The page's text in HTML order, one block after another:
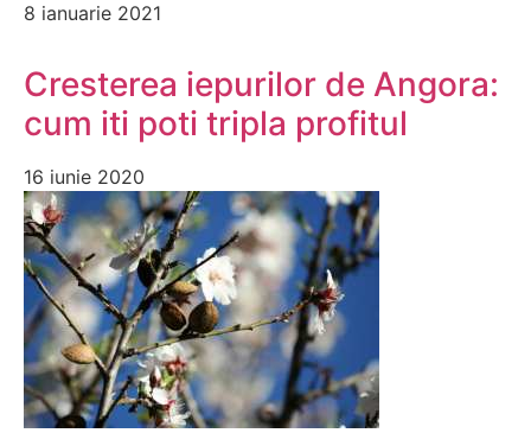
8 ianuarie 2021
Cresterea iepurilor de Angora:
cum iti poti tripla profitul
16 iunie 2020